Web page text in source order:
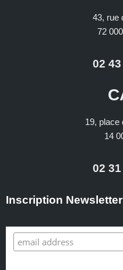
43, rue
72
02
19, place
14
02
Inscription Newsletter